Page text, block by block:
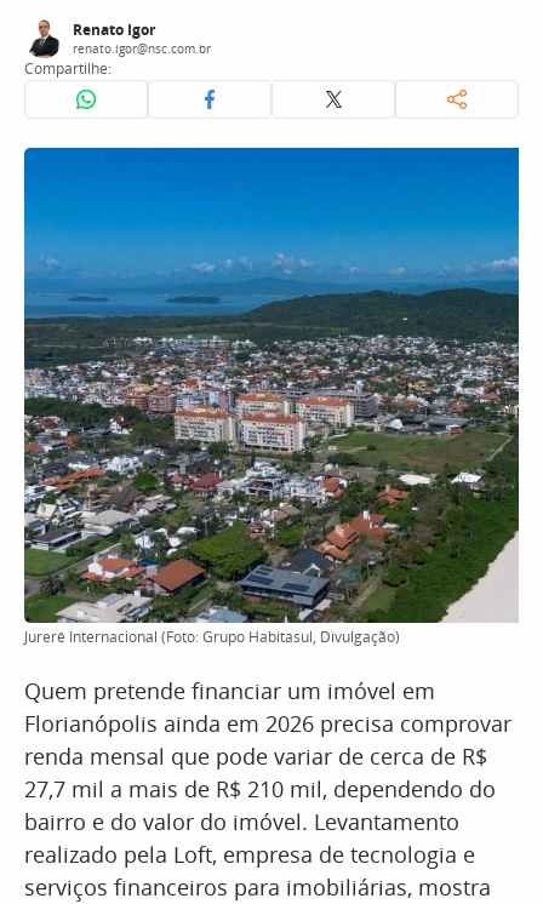
Renato Igor
renato.igor@nsc.com.br
Compartilhe:
Jurerê Internacional (Foto: Grupo Habitasul, Divulgação)
Quem pretende financiar um imóvel em
Florianópolis ainda em 2026 precisa comprovar
renda mensal que pode variar de cerca de R$
27,7 mil a mais de R$ 210 mil, dependendo do
bairro e do valor do imóvel. Levantamento
realizado pela Loft, empresa de tecnologia e
serviços financeiros para imobiliárias, mostra